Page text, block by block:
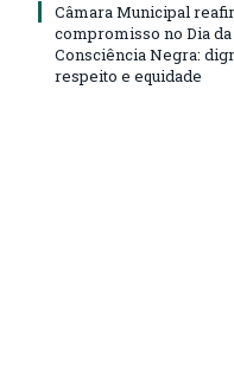
Câmara Municipal
compromisso no Dia da
Consciência Negra:
respeito e equidade